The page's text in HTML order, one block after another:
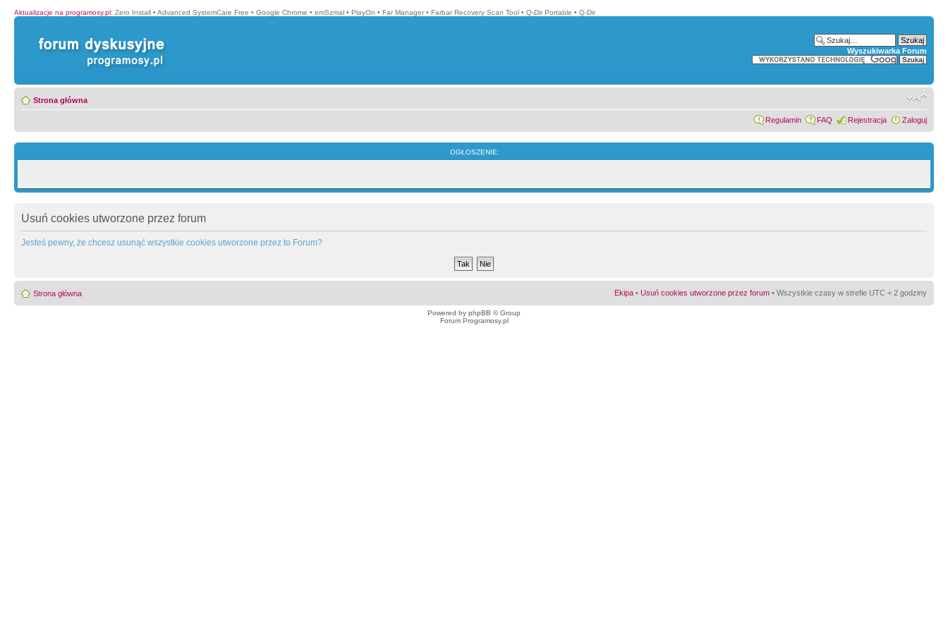
Aktualizacje na programosy.pl: Zero Install • Advanced SystemCare Free • Google Chrome • emSzmal • PlayOn • Far Manager • Farbar Recovery Scan Tool • Q-Dir Portable • Q-Dir
Wyszukiwarka Forum
Strona główna
Regulamin FAQ Rejestracja Zaloguj
OGŁOSZENIE:
Usuń cookies utworzone przez forum
Jesteś pewny, że chcesz usunąć wszystkie cookies utworzone przez to Forum?
Strona główna Ekipa • Usuń cookies utworzone przez forum • Wszystkie czasy w strefie UTC + 2 godziny
Powered by phpBB © Group
Forum Programosy.pl